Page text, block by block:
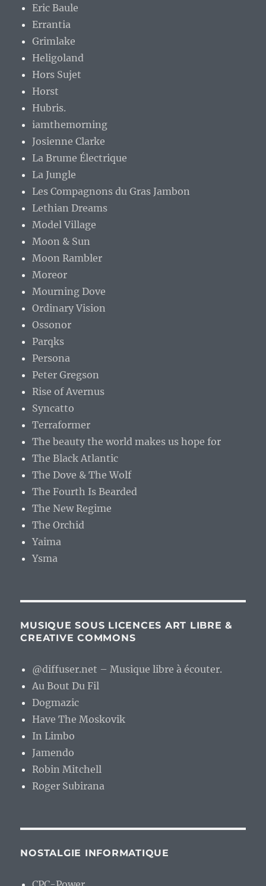
Eric Baule
Errantia
Grimlake
Heligoland
Hors Sujet
Horst
Hubris.
iamthemorning
Josienne Clarke
La Brume Électrique
La Jungle
Les Compagnons du Gras Jambon
Lethian Dreams
Model Village
Moon & Sun
Moon Rambler
Moreor
Mourning Dove
Ordinary Vision
Ossonor
Parqks
Persona
Peter Gregson
Rise of Avernus
Syncatto
Terraformer
The beauty the world makes us hope for
The Black Atlantic
The Dove & The Wolf
The Fourth Is Bearded
The New Regime
The Orchid
Yaima
Ysma
MUSIQUE SOUS LICENCES ART LIBRE &
CREATIVE COMMONS
@diffuser.net – Musique libre à écouter.
Au Bout Du Fil
Dogmazic
Have The Moskovik
In Limbo
Jamendo
Robin Mitchell
Roger Subirana
NOSTALGIE INFORMATIQUE